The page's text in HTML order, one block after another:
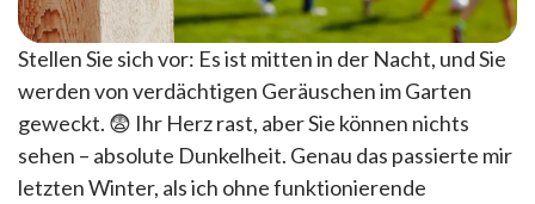
Stellen Sie sich vor: Es ist mitten in der Nacht, und Sie
werden von verdächtigen Geräuschen im Garten
geweckt. 😨 Ihr Herz rast, aber Sie können nichts
sehen – absolute Dunkelheit. Genau das passierte mir
letzten Winter, als ich ohne funktionierende